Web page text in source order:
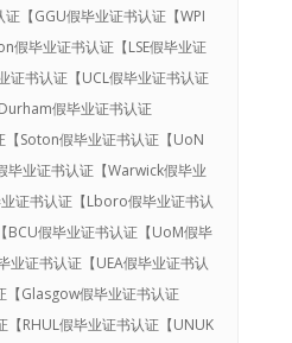
【GGU假毕业证书认证【WPI
假毕业证书认证【LSE假毕业证
证书认证【UCL假毕业证书认证
假毕业证书认证
【Soton假毕业证书认证【UoN
毕业证书认证【Warwick假毕业
证书认证【Lboro假毕业证书认
BCU假毕业证书认证【UoM假毕
业证书认证【UEA假毕业证书认
【Glasgow假毕业证书认证
【RHUL假毕业证书认证【UNUK